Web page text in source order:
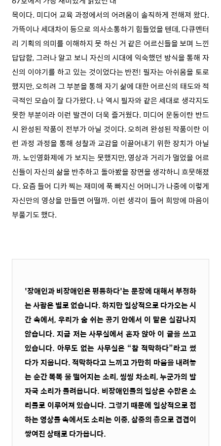
목이다. 미디어 교육 과정에서의 어려움이 솔직하게 전해져 왔다.
가뜩이나 세대차이 등으로 의사소통하기 힘들었을 텐데, 다큐멘터
리 기획의 의미를 이해하지 못 하신 거 같은 어르신들을 보며 느낀
답답함, 그러나 알고 보니 자신의 시대에 익숙했던 방식을 통해 자
신의 이야기를 하고 있는 것이었다는 반전! 필자는 아쉬움을 토로
했지만, 오히려 그 부분을 통해 자기 삶에 대한 어르신의 태도와 적
극적인 모습이 잘 다가왔다. 나 역시 필자와 같은 세대로 생각지도
못한 부분이라 이런 발견이 더욱 즐거웠다. 미디어 운동이란 반드
시 완성된 작품이 전부가 아닐 것이다. 오히려 완성된 작품이란 이
런 과정 과정을 통해 성찰과 교감을 이끌어내기 위한 장치가 아닐
까. 노인영화제에 가 보지는 못했지만, 영상과 거리가 멀었을 어르
신들이 자신의 삶을 반추하고 돌아봤을 장면을 생각하니 흐뭇해졌
다. 요즘 들어 디카 찍는 재미에 푹 빠지신 어머니가 나중에 이렇게
자신만의 영상을 만들면 어떨까. 이런 생각이 들어 희망에 마음이
부풀기도 했다.
'장애인과 비장애인은 평등하다'는 문장에 대해서 부정하
는 사람은 별로 없습니다. 하지만 일상적으로 다가오는 시
간 속에서, 우리가 숨 쉬는 공기 안에서 이 말은 실감나지
않습니다. 지금 저는 사무실에서 혼자 앉아 이 글을 쓰고
있습니다. 아무도 없는 사무실은 “참 적막하다”라고 썼
다가 지웁니다. 적막하다고 느끼고 가만히 마음을 내려놓
는 순간 똑똑 물 떨어지는 소리, 씽씽 차소리, 누군가의 발
자국 소리가 들려옵니다. 비장애인들의 일상은 수많은 소
리들로 이루어져 있습니다. 그렇기 때문에 일상적으로 접
하는 영상들 속에서도 소리는 이중, 삼중의 층으로 겹겹이
쌓여진 상태로 다가옵니다.